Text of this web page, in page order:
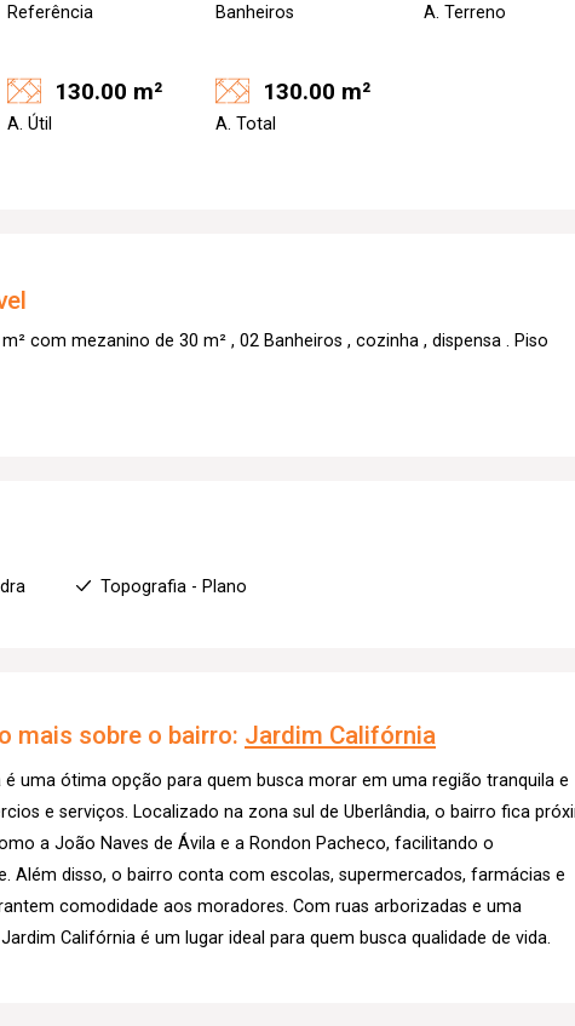
Referência Banheiros A. Terreno
130.00 m²
A. Útil
130.00 m²
A. Total
com mezanino de 30 m² , 02 Banheiros , cozinha , dispensa . Piso
Topografia - Plano
mais sobre o bairro: Jardim Califórnia
uma ótima opção para quem busca morar em uma região tranquila e
e serviços. Localizado na zona sul de Uberlândia, o bairro fica
a João Naves de Ávila e a Rondon Pacheco, facilitando o
Além disso, o bairro conta com escolas, supermercados, farmácias e
comodidade aos moradores. Com ruas arborizadas e uma
Califórnia é um lugar ideal para quem busca qualidade de vida.